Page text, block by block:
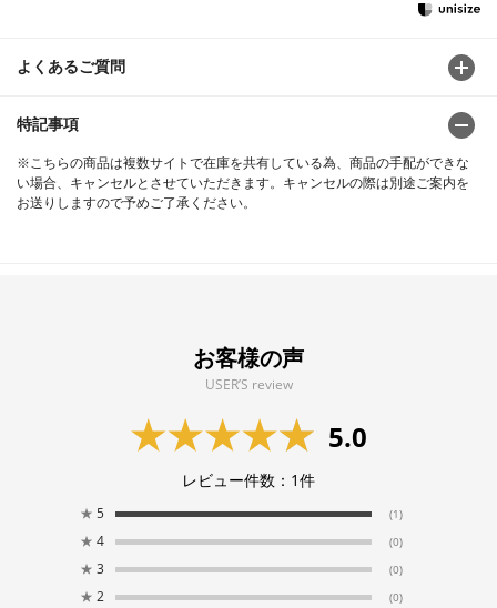
よくあるご質問
特記事項
※こちらの商品は複数サイトで在庫を共有している為、商品の手配ができな
い場合、キャンセルとさせていただきます。キャンセルの際は別途ご案内を
お送りしますので予めご了承ください。
お客様の声
USER’S review
5.0
レビュー件数： 1件
★ 5 (1)
★ 4 (0)
★ 3 (0)
★ 2 (0)